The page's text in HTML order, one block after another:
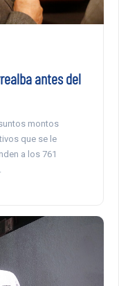
antes del
montos
que se le
a los 761